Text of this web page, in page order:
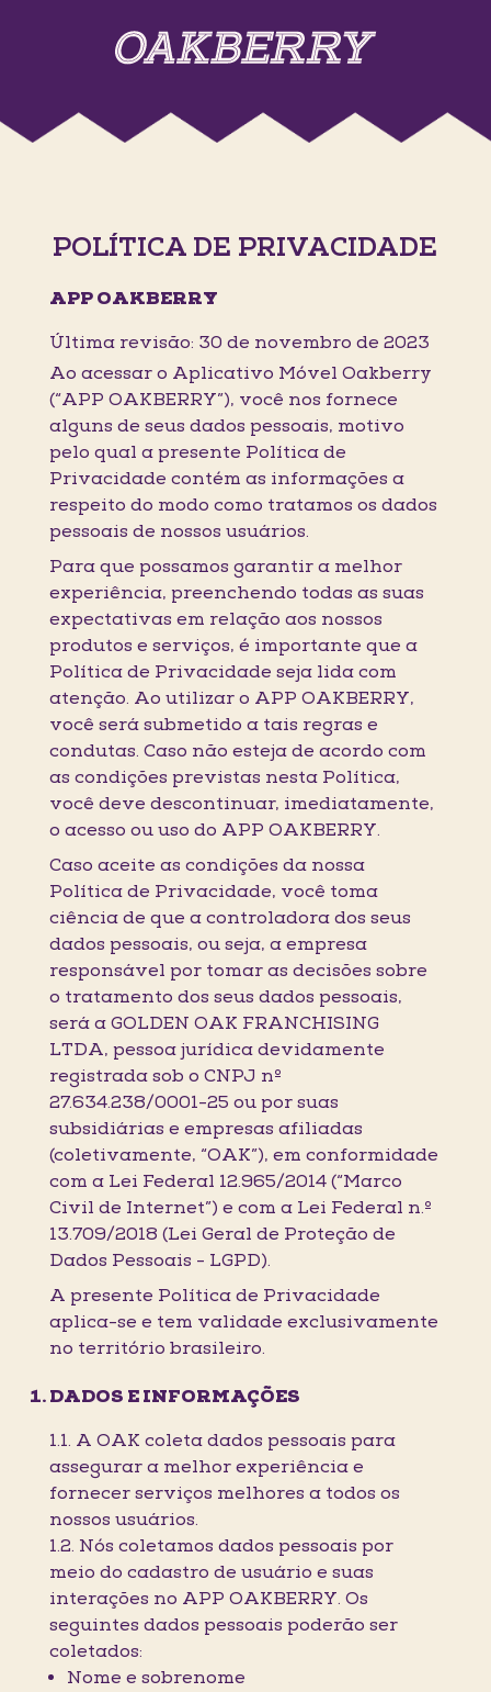
POLÍTICA DE PRIVACIDADE
APP OAKBERRY
Última revisão: 30 de novembro de 2023
Ao acessar o Aplicativo Móvel Oakberry
(“APP OAKBERRY”), você nos fornece
alguns de seus dados pessoais, motivo
pelo qual a presente Política de
Privacidade contém as informações a
respeito do modo como tratamos os dados
pessoais de nossos usuários.
Para que possamos garantir a melhor
experiência, preenchendo todas as suas
expectativas em relação aos nossos
produtos e serviços, é importante que a
Política de Privacidade seja lida com
atenção. Ao utilizar o APP OAKBERRY,
você será submetido a tais regras e
condutas. Caso não esteja de acordo com
as condições previstas nesta Política,
você deve descontinuar, imediatamente,
o acesso ou uso do APP OAKBERRY.
Caso aceite as condições da nossa
Política de Privacidade, você toma
ciência de que a controladora dos seus
dados pessoais, ou seja, a empresa
responsável por tomar as decisões sobre
o tratamento dos seus dados pessoais,
será a GOLDEN OAK FRANCHISING
LTDA, pessoa jurídica devidamente
registrada sob o CNPJ nº
27.634.238/0001-25 ou por suas
subsidiárias e empresas afiliadas
(coletivamente, “OAK”), em conformidade
com a Lei Federal 12.965/2014 (“Marco
Civil de Internet”) e com a Lei Federal n.º
13.709/2018 (Lei Geral de Proteção de
Dados Pessoais - LGPD).
A presente Política de Privacidade
aplica-se e tem validade exclusivamente
no território brasileiro.
DADOS E INFORMAÇÕES
1.1. A OAK coleta dados pessoais para
assegurar a melhor experiência e
fornecer serviços melhores a todos os
nossos usuários.
1.2. Nós coletamos dados pessoais por
meio do cadastro de usuário e suas
interações no APP OAKBERRY. Os
seguintes dados pessoais poderão ser
coletados:
Nome e sobrenome